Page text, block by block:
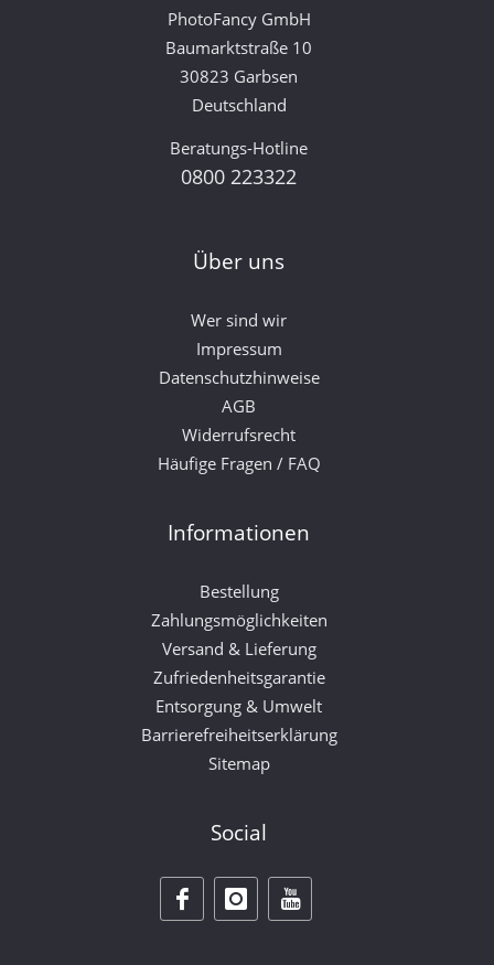
PhotoFancy GmbH
Baumarktstraße 10
30823 Garbsen
Deutschland
Beratungs-Hotline
0800 223322
Über uns
Wer sind wir
Impressum
Datenschutzhinweise
AGB
Widerrufsrecht
Häufige Fragen / FAQ
Informationen
Bestellung
Zahlungsmöglichkeiten
Versand & Lieferung
Zufriedenheitsgarantie
Entsorgung & Umwelt
Barrierefreiheitserklärung
Sitemap
Social